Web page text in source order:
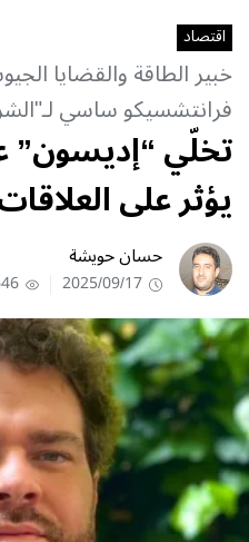
اقتصاد
خبير الطاقة والقضايا
فرانتشسيكو ساسي
تخلّي “إديسون”
يؤثر على
حسان حويشة
2025/09/17